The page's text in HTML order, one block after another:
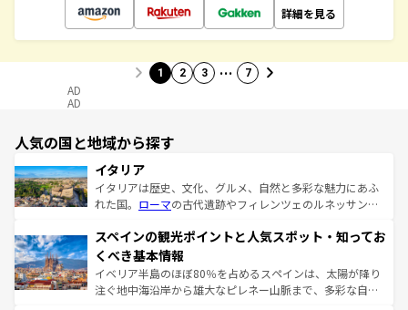
詳細を見る
1 2 3 … 7
AD
AD
人気の国と地域から探す
イタリア
イタリアは歴史、文化、グルメ、自然と多彩な魅力にあふ
れた国。 ローマの古代遺跡やフィレンツェのルネッサンス
ろん、トスカーナの美しい田園風景やアマルフィ海岸の絶
景など、自然景観も見逃せない。観光の合間には、本場の
ピザやパスタなど、絶品のイタリア料理を堪能することも
できる。朝目覚めてから夜眠るまで、すべての瞬間を楽し
スペインの観光ポイントと人気スポット・知ってお
くべき基本情報
イベリア半島のほぼ80％を占めるスペインは、太陽が降り
注ぐ地中海沿岸から雄大なピレネー山脈まで、多彩な自然